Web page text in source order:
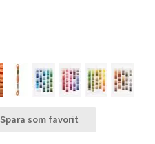
Spara som favorit